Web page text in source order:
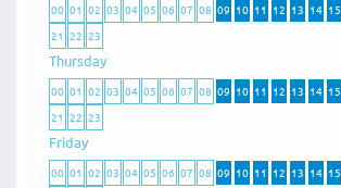
00 01 02 03 04 05 06 07 08 09 10 11 12 13 14 15
21 22 23
Thursday
00 01 02 03 04 05 06 07 08 09 10 11 12 13 14 15
21 22 23
Friday
00 01 02 03 04 05 06 07 08 09 10 11 12 13 14 15